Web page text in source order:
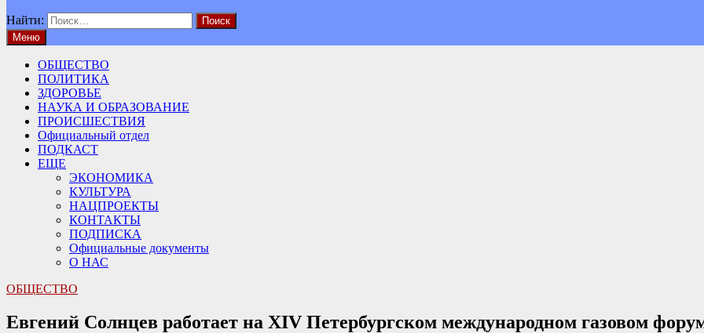
Найти:
Меню
ОБЩЕСТВО
ПОЛИТИКА
ЗДОРОВЬЕ
НАУКА И ОБРАЗОВАНИЕ
ПРОИСШЕСТВИЯ
Официальный отдел
ПОДКАСТ
ЕЩЕ
ЭКОНОМИКА
КУЛЬТУРА
НАЦПРОЕКТЫ
КОНТАКТЫ
ПОДПИСКА
Официальные документы
О НАС
ОБЩЕСТВО
Евгений Солнцев работает на XIV Петербургском международном газовом